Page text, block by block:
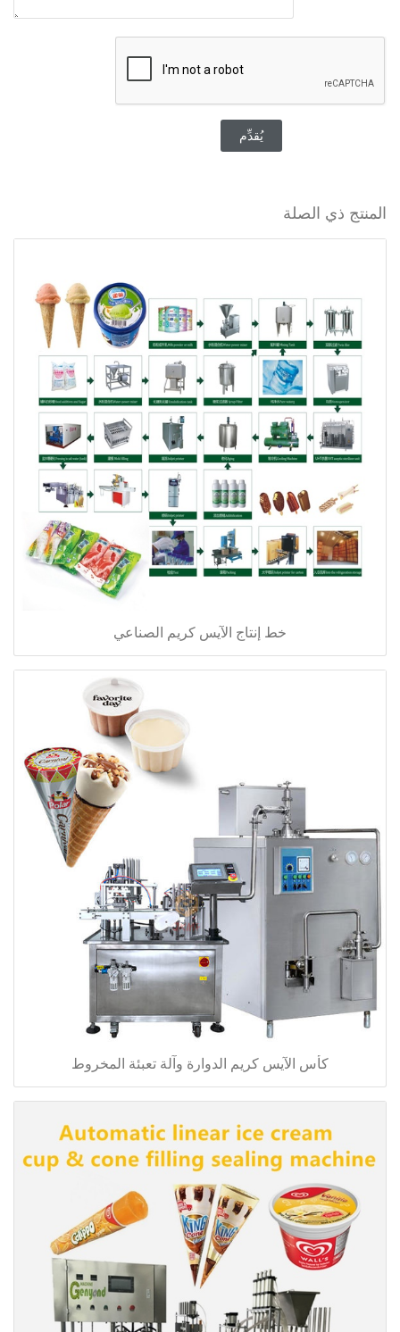
يُقدِّم
المنتج ذي الصلة
خط إنتاج الآيس كريم الصناعي
كأس الآيس كريم الدوارة وآلة تعبئة المخروط